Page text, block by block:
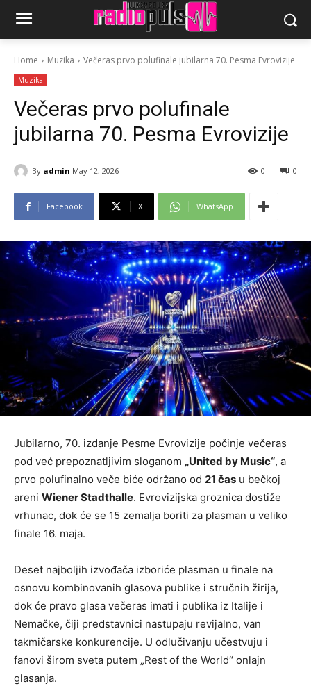
Home Muzika Večeras prvo polufinale jubilarna 70. Pesma Evrovizije
Muzika
Večeras prvo polufinale
jubilarna 70. Pesma Evrovizije
By admin May 12, 2026 0
0
Facebook X WhatsApp
Jubilarno, 70. izdanje Pesme Evrovizije počinje večeras
pod već prepoznatljivim sloganom „United by Music“, a
prvo polufinalno veče biće održano od 21 čas u bečkoj
areni Wiener Stadthalle. Evrovizijska groznica dostiže
vrhunac, dok će se 15 zemalja boriti za plasman u veliko
finale 16. maja.
Deset najboljih izvođača izboriće plasman u finale na
osnovu kombinovanih glasova publike i stručnih žirija,
dok će pravo glasa večeras imati i publika iz Italije i
Nemačke, čiji predstavnici nastupaju revijalno, van
takmičarske konkurencije. U odlučivanju učestvuju i
fanovi širom sveta putem „Rest of the World“ onlajn
glasanja.